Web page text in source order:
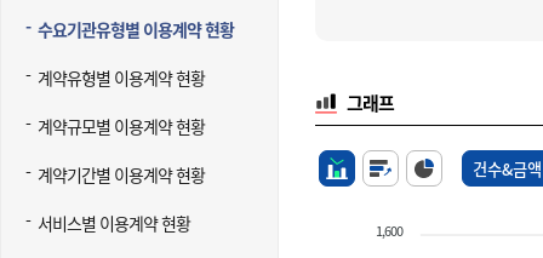
수요기관유형별 이용계약 현황
계약유형별 이용계약 현황
계약규모별 이용계약 현황
계약기간별 이용계약 현황
서비스별 이용계약 현황
그래프
건수&금액
1,600